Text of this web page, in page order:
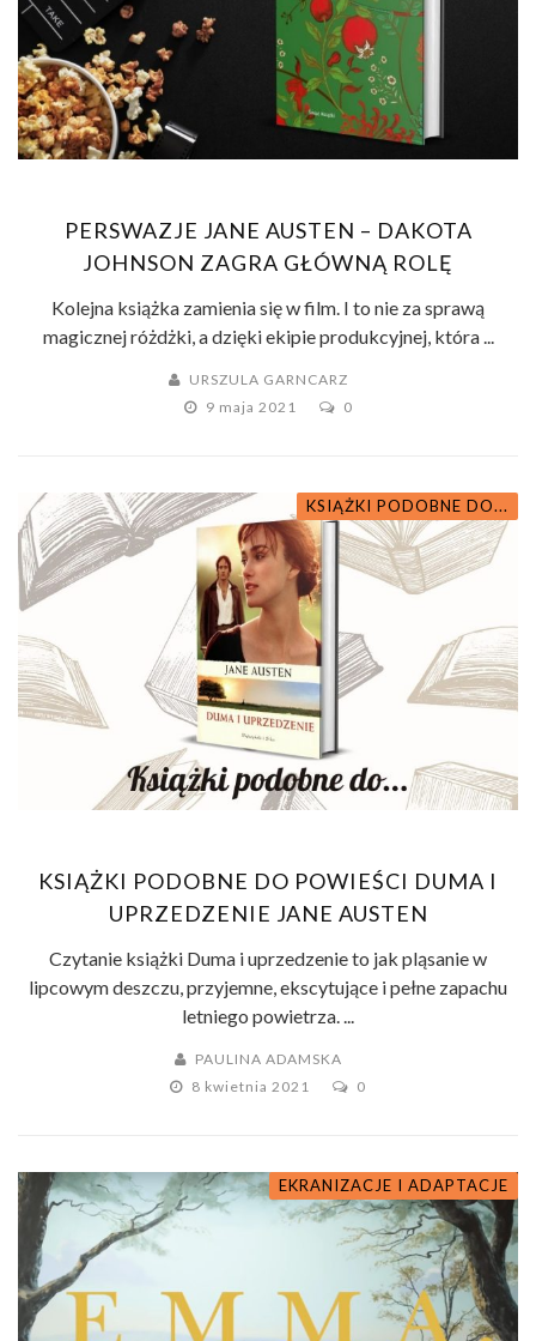
PERSWAZJE JANE AUSTEN – DAKOTA
JOHNSON ZAGRA GŁÓWNĄ ROLĘ
Kolejna książka zamienia się w film. I to nie za sprawą
magicznej różdżki, a dzięki ekipie produkcyjnej, która ...
URSZULA GARNCARZ
9 maja 2021
0
KSIĄŻKI PODOBNE DO...
KSIĄŻKI PODOBNE DO POWIEŚCI DUMA I
UPRZEDZENIE JANE AUSTEN
Czytanie książki Duma i uprzedzenie to jak pląsanie w
lipcowym deszczu, przyjemne, ekscytujące i pełne zapachu
letniego powietrza. ...
PAULINA ADAMSKA
8 kwietnia 2021
0
EKRANIZACJE I ADAPTACJE